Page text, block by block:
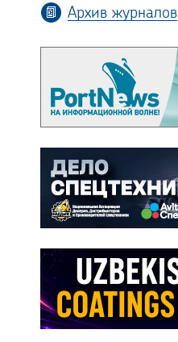
Архив журналов